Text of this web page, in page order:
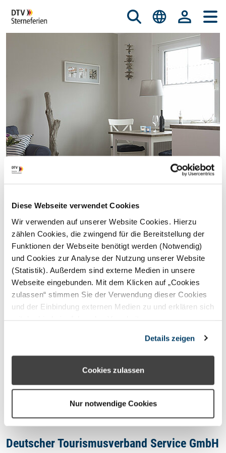
Diese Webseite verwendet Cookies
Wir verwenden auf unserer Website Cookies. Hierzu
zählen Cookies, die zwingend für die Bereitstellung der
Funktionen der Webseite benötigt werden (Notwendig)
und Cookies zur Analyse der Nutzung unserer Website
(Statistik). Außerdem sind externe Medien in unsere
Webseite eingebunden. Mit dem Klicken auf „Cookies
zulassen“ stimmen Sie der Verwendung dieser Cookies
und der Einbindung externen Medien zu und erklären sich
können Sie über die Schaltfläche „Nur notwendige
Cookies“ ohne die Erklärung einer Einwilligung fortfahren.
In diesem Fall werden nur notwendige Cookies
den Cookie- Einstellungen widerrufen oder ändern.
Details zeigen
Cookies zulassen
Nur notwendige Cookies
© istockphoto.com/nicky39
STERNEFERIEN REGION
Oops, an error occurred! Code:
20260809025324c954443f
Deutscher Tourismusverband Service GmbH
Datenschutzhinweis